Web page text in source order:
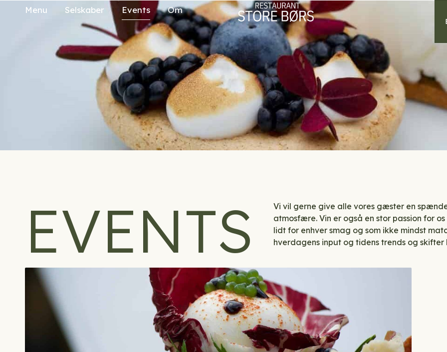
Menu Selskaber Events Om
EVENTS
Vi vil gerne give alle vores gæster en
atmosfære. Vin er også en stor passion for
lidt for enhver smag og som ikke mindst
hverdagens input og tidens trends og skifter